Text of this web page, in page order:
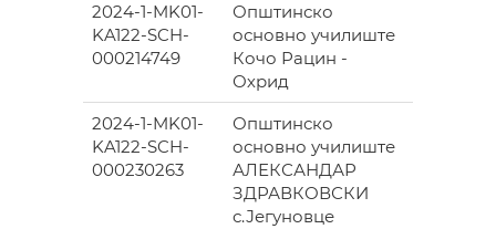
2024-1-MK01-
KA122-SCH-
000214749
Општинско
основно училиште
Кочо Рацин -
Охрид
2024-1-MK01-
KA122-SCH-
000230263
Општинско
основно училиште
АЛЕКСАНДАР
ЗДРАВКОВСКИ
с.Јегуновце